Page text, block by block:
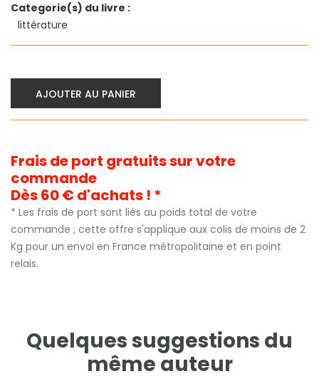
Categorie(s) du livre :
littérature
AJOUTER AU PANIER
Frais de port gratuits sur votre
commande
Dès 60 € d'achats ! *
* Les frais de port sont liés au poids total de votre
commande ; cette offre s'applique aux colis de moins de 2
Kg pour un envoi en France métropolitaine et en point
relais.
Quelques suggestions du
même auteur